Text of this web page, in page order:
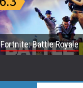
Fortnite: Battle Royale